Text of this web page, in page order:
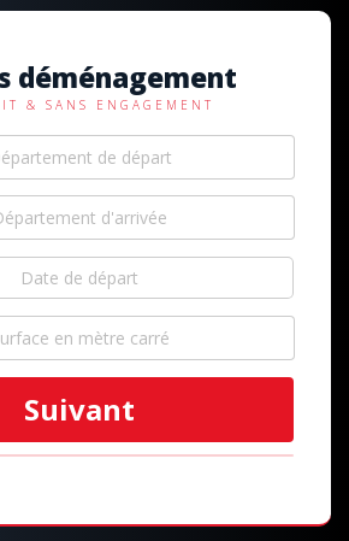
déménagement
& SANS ENGAGEMENT
de départ
d'arrivée
en mètre carré
Suivant